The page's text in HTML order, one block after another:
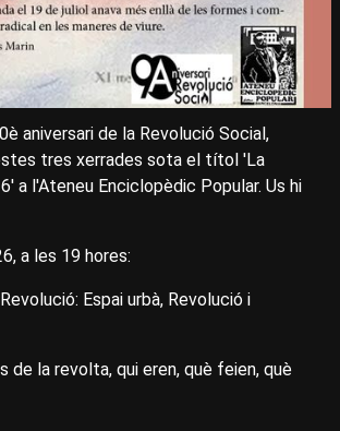
aniversari de la Revolució Social,
tres xerrades sota el títol 'La
a l'Ateneu Enciclopèdic Popular. Us hi
a les 19 hores:
Espai urbà, Revolució i
de la revolta, qui eren, què feien, què